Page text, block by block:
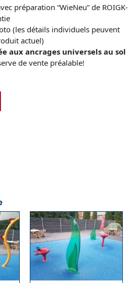
préparation “WieNeu” de ROIGK-
(les détails individuels peuvent
actuel)
aux ancrages universels au sol
de vente préalable!